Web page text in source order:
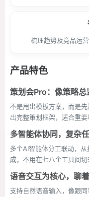
梳理趋势及竞品运
产品特色
策划会Pro：像策略
不是甩出模板方案，而是
出完整策划框架，适合重
多智能体协同，复杂
多个AI智能体分工联动，
成，不用在七八个工具间
语音交互为核心，聊
支持自然语音输入，像跟